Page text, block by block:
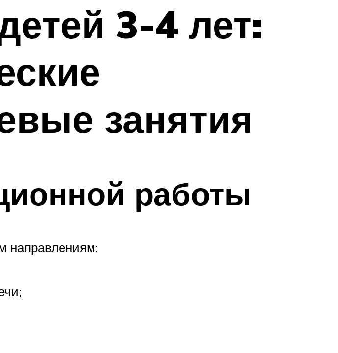
3-4 лет:
занятия
работы
направлениям: